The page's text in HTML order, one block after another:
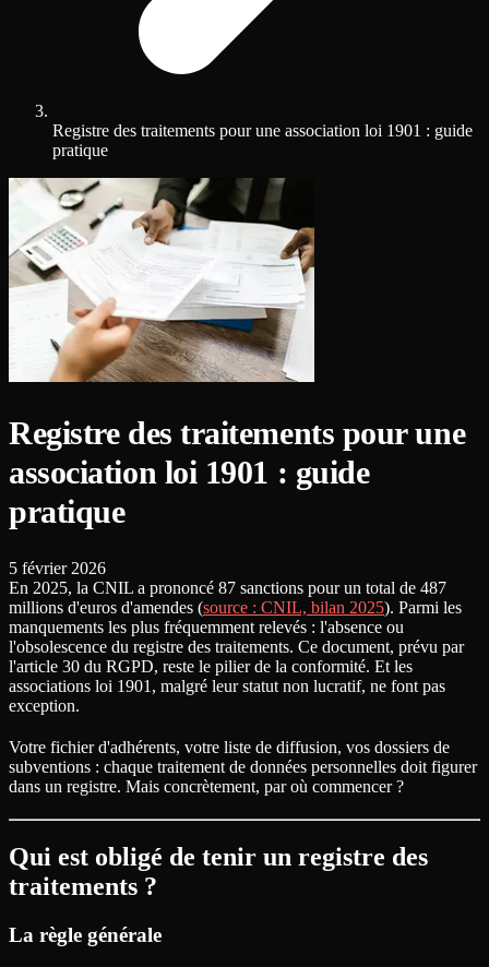
Registre des traitements pour une association loi 1901 : guide
pratique
Registre des traitements pour une
association loi 1901 : guide
pratique
5 février 2026
En 2025, la CNIL a prononcé 87 sanctions pour un total de 487
millions d'euros d'amendes (source : CNIL, bilan 2025). Parmi les
manquements les plus fréquemment relevés : l'absence ou
l'obsolescence du registre des traitements. Ce document, prévu par
l'article 30 du RGPD, reste le pilier de la conformité. Et les
associations loi 1901, malgré leur statut non lucratif, ne font pas
exception.
Votre fichier d'adhérents, votre liste de diffusion, vos dossiers de
subventions : chaque traitement de données personnelles doit figurer
dans un registre. Mais concrètement, par où commencer ?
Qui est obligé de tenir un registre des
traitements ?
La règle générale